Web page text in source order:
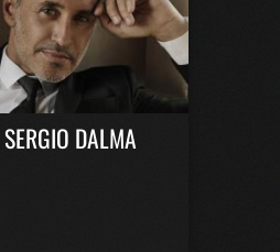
SERGIO DALMA